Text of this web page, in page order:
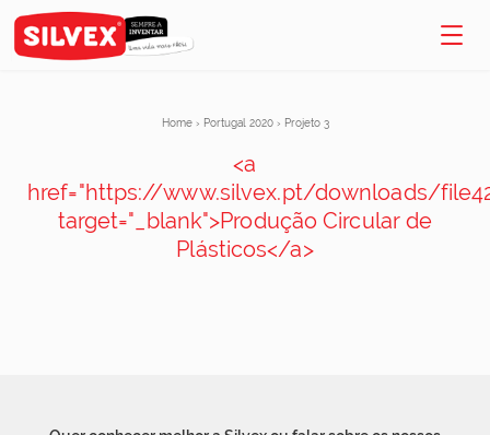
Home › Portugal 2020 › Projeto 3
<a
href="https://www.silvex.pt/downloads/
target="_blank">Produção Circular de
Plásticos</a>